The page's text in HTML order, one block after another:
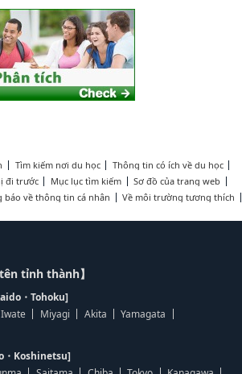
Tìm kiếm nơi du học
Thông tin có ích về du học
đi trước
Mục lục tìm kiếm
Sơ đồ của trang web
báo về thông tin cá nhân Về môi trường tương thích
tỉnh thành】
・Tohoku]
Iwate Miyagi Akita
Yamagata
・Koshinetsu]